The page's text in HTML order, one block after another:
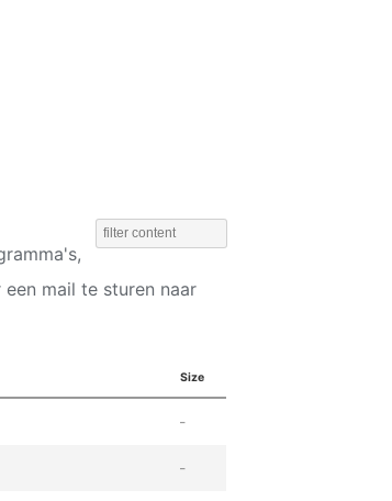
mail te sturen naar
Size
-
-